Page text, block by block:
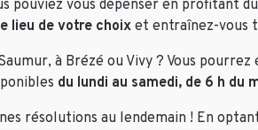
pouviez vous dépenser en profitant
lieu de votre choix et entraînez-vous
à Brézé ou Vivy ? Vous
du lundi au samedi, de 6 h du
résolutions au lendemain ! En